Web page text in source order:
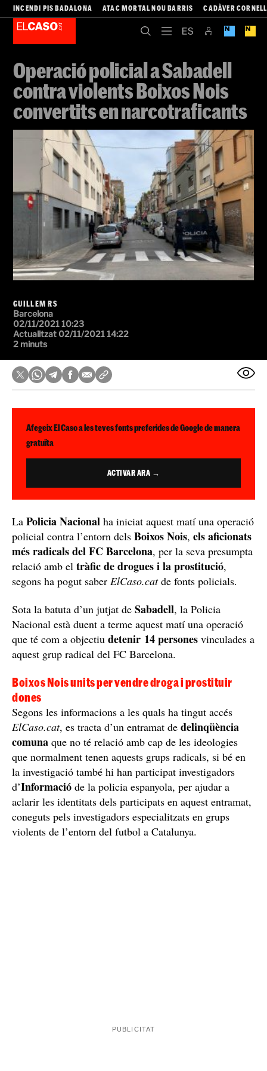
INCENDI PIS BADALONA ATAC MORTAL NOU BARRIS CADÀVER
Operació policial a Sabadell
contra violents Boixos Nois
convertits en narcotraficants
GUILLEM RS
Barcelona
02/11/2021 10:23
Actualitzat 02/11/2021 14:22
2 minuts
Afegeix El Caso a les teves fonts preferides de Google de manera
gratuïta
ACTIVAR ARA →
La Policia Nacional ha iniciat aquest matí una operació
policial contra l’entorn dels Boixos Nois, els aficionats
més radicals del FC Barcelona, per la seva presumpta
relació amb el tràfic de drogues i la prostitució,
segons ha pogut saber ElCaso.catde fonts policials.
Sota la batuta d’un jutjat de Sabadell, la Policia
Nacional està duent a terme aquest matí una operació
que té com a objectiu detenir 14 persones vinculades a
aquest grup radical del FC Barcelona.
Boixos Nois units per vendre droga i prostituir
dones
Segons les informacions a les quals ha tingut accés
ElCaso.cat, es tracta d’un entramat de delinqüència
comuna que no té relació amb cap de les ideologies
que normalment tenen aquests grups radicals, si bé en
la investigació també hi han participat investigadors
d’Informació de la policia espanyola, per ajudar a
aclarir les identitats dels participats en aquest entramat,
coneguts pels investigadors especialitzats en grups
violents de l’entorn del futbol a Catalunya.